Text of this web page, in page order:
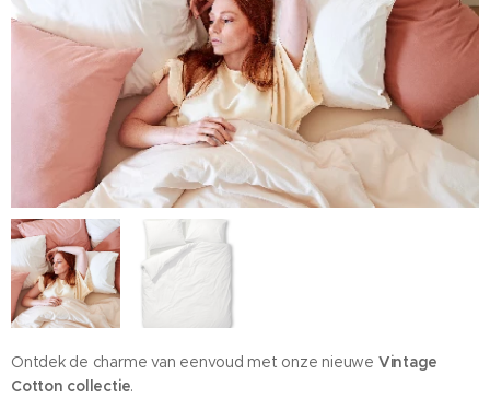
Ontdek de charme van eenvoud met onze nieuwe Vintage
Cotton collectie.